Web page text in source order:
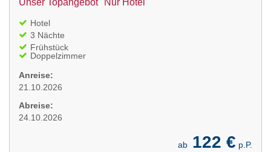
Hotel
3 Nächte
Frühstück
Doppelzimmer
Anreise:
21.10.2026
Abreise:
24.10.2026
ab 122 € p.P.